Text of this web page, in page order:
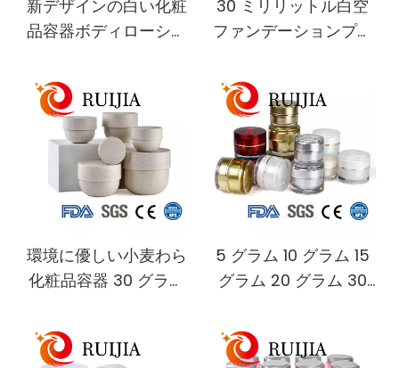
新デザインの白い化粧
品容器ボディローショ
ームハンドクリーム
BB クリーム包装エア
レスポンプジャー
30 ミリリットル白空
ファンデーションプラ
イトクリームファーミ
ングクリーム美白ロー
ションエアレスポンプ
ジャー
環境に優しい小麦わら
化粧品容器 30 グラム
200 グラム 300 グラ
ム 500 グラムヘアマ
5 グラム 10 グラム 15
グラム 20 グラム 30
ゴールデンピンク白ア
クリル瓶スキンケアプ